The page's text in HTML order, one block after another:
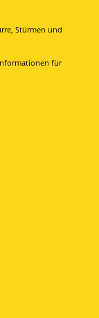
Stürmen und
für